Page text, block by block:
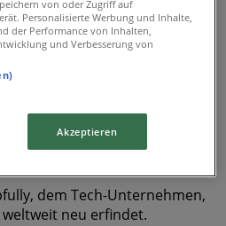
Aligro Otto's
Radikal
New Yorker
Fust
Media Markt
Bonprix
Navyboot
MANGO Lipo
dem Tech-Unternehmen,
neu erfindet.
von oder Zugriff auf
Personalisierte Werbung und Inhalte,
der Performance von Inhalten,
und Verbesserung von
Akzeptieren